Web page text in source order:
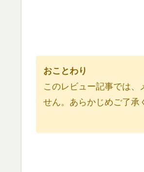
おことわり
このレビュー記事では、
せん。あらかじめご了承